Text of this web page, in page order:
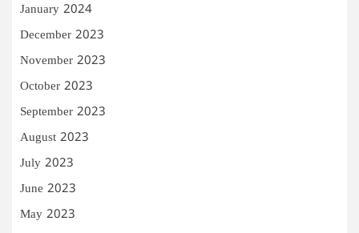
January 2024
December 2023
November 2023
October 2023
September 2023
August 2023
July 2023
June 2023
May 2023